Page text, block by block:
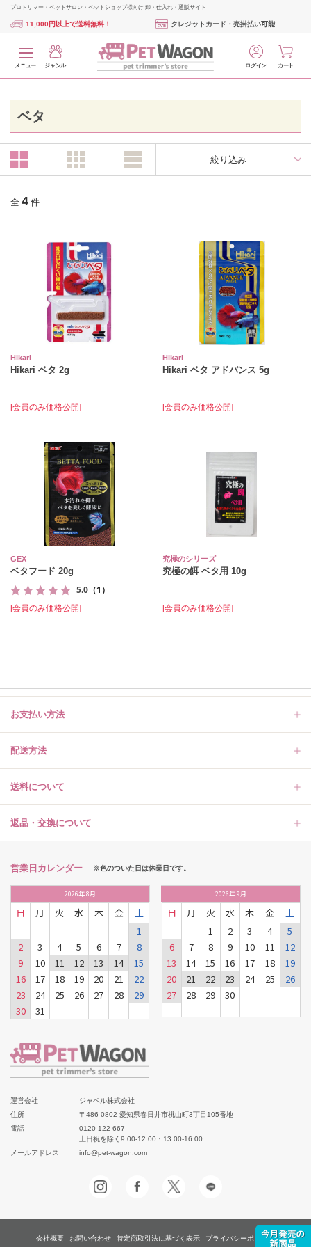
プロトリマー・ペットサロン・ペットショップ様向け 卸・仕入れ・通販サイト
11,000円以上で送料無料！ クレジットカード・売掛払い可能
メニュー ジャンル ログイン カート
ベタ
絞り込み
全 4 件
Hikari
Hikari ベタ 2g
[会員のみ価格公開]
Hikari
Hikari ベタ アドバンス 5g
[会員のみ価格公開]
GEX
ベタフード 20g
5.0 （1）
[会員のみ価格公開]
究極のシリーズ
究極の餌 ベタ用 10g
[会員のみ価格公開]
お支払い方法
配送方法
送料について
返品・交換について
営業日カレンダー ※色のついた日は休業日です。
2026年8月
日 月 火 水 木 金
土
1
2
3 4 5 6 7
8
9
10 11 12 13 14
15
16
17 18 19 20 21
22
23
24 25 26 27 28
29
30
31
2026年9月
日 月 火 水 木 金
土
1
2 3 4
5
6
7 8 9 10 11
12
13
14 15 16 17 18
19
20
21 22 23 24 25
26
27
28 29 30
運営会社
ジャペル株式会社
住所
〒486-0802 愛知県春日井市桃山町3丁目105番地
電話
0120-122-667
土日祝を除く9:00-12:00・13:00-16:00
メールアドレス
info@pet-wagon.com
会社概要 お問い合わせ 特定商取引法に基づく表示 プライバシーポリシー